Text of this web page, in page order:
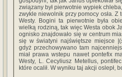
związany był pierwotnie wypiek
zwykle niewolnik przy pomocy osła. Z
Westy. Bogini ta pierwotnie była
wielką rodziną, tak więc Westa obok
ognisko znajdowało się w centrum
się w światyni najświętsze miejsce |(
gdyż przechowywano tam
miał prawa wstepu nawet pontefix
Westy, L. Cecyliusz Metellus,
które ocalił. W wyniku taj akcji